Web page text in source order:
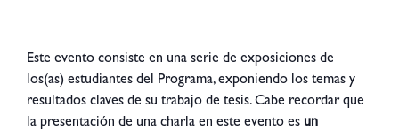
Este evento consiste en una serie de exposiciones de
los(as) estudiantes del Programa, exponiendo los temas y
resultados claves de su trabajo de tesis. Cabe recordar que
la presentación de una charla en este evento es un